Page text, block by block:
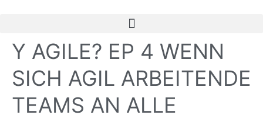
Y AGILE? EP 4 WENN
SICH AGIL ARBEITENDE
TEAMS AN ALLE